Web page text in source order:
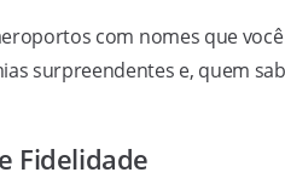
com nomes que você
surpreendentes e, quem
Fidelidade